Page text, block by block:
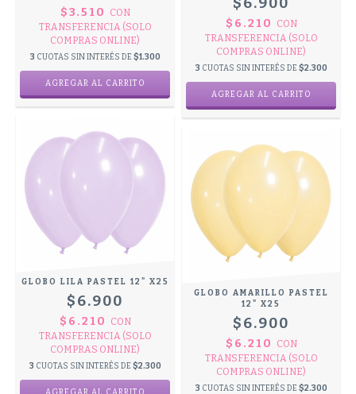
$3.510
CON
TRANSFERENCIA (SOLO
COMPRAS ONLINE)
3 CUOTAS SIN INTERÉS DE $1.300
$6.210
CON
TRANSFERENCIA (SOLO
COMPRAS ONLINE)
3 CUOTAS SIN INTERÉS DE $2.300
GLOBO LILA PASTEL 12" X25
$6.900
$6.210
CON
TRANSFERENCIA (SOLO
COMPRAS ONLINE)
3 CUOTAS SIN INTERÉS DE $2.300
GLOBO AMARILLO PASTEL
12" X25
$6.900
$6.210
CON
TRANSFERENCIA (SOLO
COMPRAS ONLINE)
3 CUOTAS SIN INTERÉS DE $2.300